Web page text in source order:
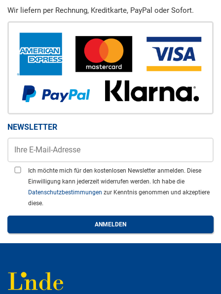
Wir liefern per Rechnung, Kreditkarte, PayPal oder Sofort.
NEWSLETTER
Ich möchte mich für den kostenlosen Newsletter anmelden. Diese
Einwilligung kann jederzeit widerrufen werden. Ich habe die
Datenschutzbestimmungen zur Kenntnis genommen und akzeptiere
diese.